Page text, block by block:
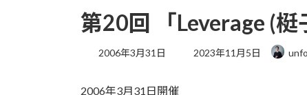
第20回 「Leverage (
2006年3月31日
最
2023年11月5日
2006年3月31日開催